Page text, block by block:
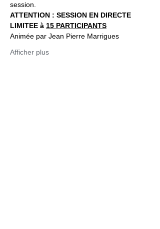
session.
ATTENTION : SESSION EN DIRECTE
LIMITEE à 15 PARTICIPANTS
Animée par Jean Pierre Marrigues
Afficher plus